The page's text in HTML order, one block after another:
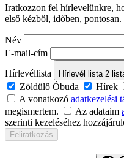
Iratkozzon fel hírlevelünkre,
első kézből, időben, pontosan.
Név
E-mail-cím
Hírlevéllista
Hírlevél lista 2
Zöldülő Óbuda Hírek
A vonatkozó adatkezelési
megismertem.
Az adataim
szerinti kezeléséhez
Feliratkozás